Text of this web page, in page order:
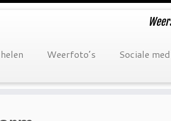
Weerfoto’s Sociale